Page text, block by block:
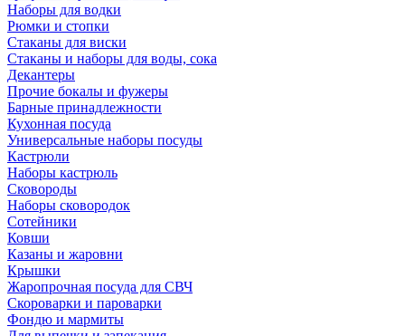
Наборы для водки
Рюмки и стопки
Стаканы для виски
Стаканы и наборы для воды, сока
Декантеры
Прочие бокалы и фужеры
Барные принадлежности
Кухонная посуда
Универсальные наборы посуды
Кастрюли
Наборы кастрюль
Сковороды
Наборы сковородок
Сотейники
Ковши
Казаны и жаровни
Крышки
Жаропрочная посуда для СВЧ
Скороварки и пароварки
Фондю и мармиты